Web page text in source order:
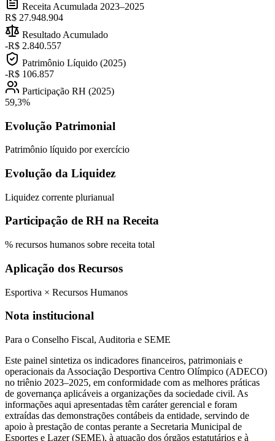
Receita Acumulada 2023–2025
R$ 27.948.904
Resultado Acumulado
-R$ 2.840.557
Patrimônio Líquido (2025)
-R$ 106.857
Participação RH (2025)
59,3%
Evolução Patrimonial
Patrimônio líquido por exercício
Evolução da Liquidez
Liquidez corrente plurianual
Participação de RH na Receita
% recursos humanos sobre receita total
Aplicação dos Recursos
Esportiva × Recursos Humanos
Nota institucional
Para o Conselho Fiscal, Auditoria e SEME
Este painel sintetiza os indicadores financeiros, patrimoniais e
operacionais da Associação Desportiva Centro Olímpico (ADECO)
no triênio 2023–2025, em conformidade com as melhores práticas
de governança aplicáveis a organizações da sociedade civil. As
informações aqui apresentadas têm caráter gerencial e foram
extraídas das demonstrações contábeis da entidade, servindo de
apoio à prestação de contas perante a Secretaria Municipal de
Esportes e Lazer (SEME), à atuação dos órgãos estatutários e à